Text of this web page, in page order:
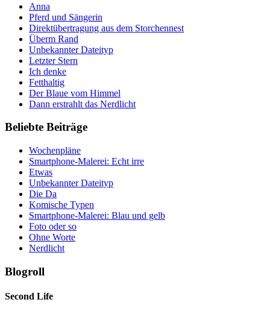
Anna
Pferd und Sängerin
Direktübertragung aus dem Storchennest
Überm Rand
Unbekannter Dateityp
Letzter Stern
Ich denke
Fetthaltig
Der Blaue vom Himmel
Dann erstrahlt das Nerdlicht
Beliebte Beiträge
Wochenpläne
Smartphone-Malerei: Echt irre
Etwas
Unbekannter Dateityp
Die Da
Komische Typen
Smartphone-Malerei: Blau und gelb
Foto oder so
Ohne Worte
Nerdlicht
Blogroll
Second Life